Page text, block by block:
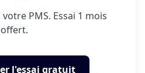
PMS. Essai 1 mois
offert.
l'essai gratuit